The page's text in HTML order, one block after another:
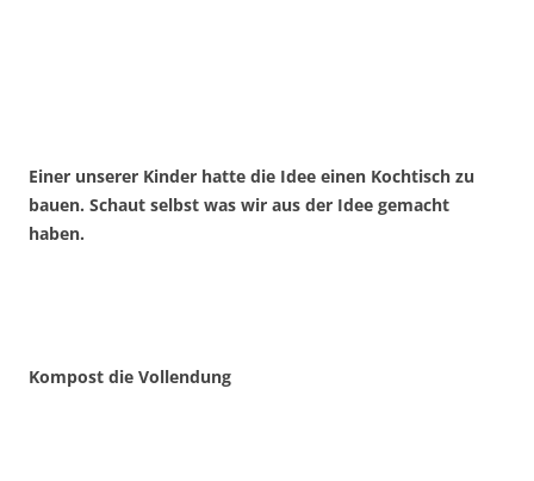
Einer unserer Kinder hatte die Idee einen Kochtisch zu
bauen. Schaut selbst was wir aus der Idee gemacht
haben.
Kompost die Vollendung